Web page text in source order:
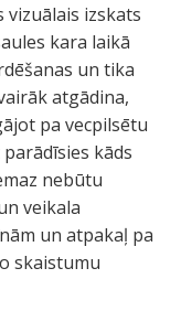
vizuālais izskats
kara laikā
un tika
atgādina,
pa vecpilsētu
kāds
nebūtu
veikala
un atpakaļ pa
skaistumu